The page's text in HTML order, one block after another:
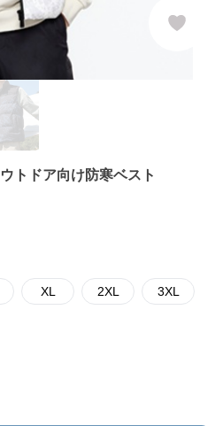
トドア向け防寒ベスト
XL 2XL 3XL